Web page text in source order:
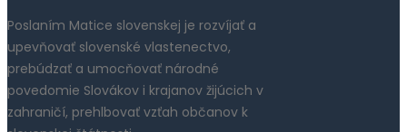
Poslaním Matice slovenskej je rozvíjať a
upevňovať slovenské vlastenectvo,
prebúdzať a umocňovať národné
povedomie Slovákov i krajanov žijúcich v
zahraničí, prehlbovať vzťah občanov k